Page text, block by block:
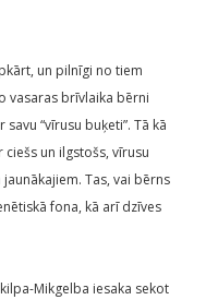
un pilnīgi no tiem
vasaras brīvlaika bērni
“vīrusu buķeti”. Tā kā
un ilgstošs, vīrusu
Tas, vai bērns
fona, kā arī dzīves
Mikgelba iesaka sekot